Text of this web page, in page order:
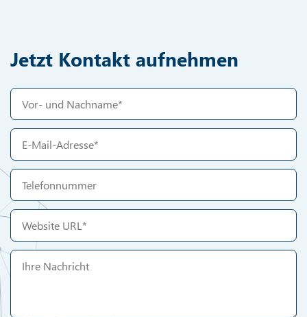
Jetzt Kontakt aufnehmen